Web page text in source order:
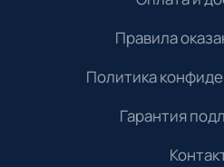
Правила
Политика
Гарантия